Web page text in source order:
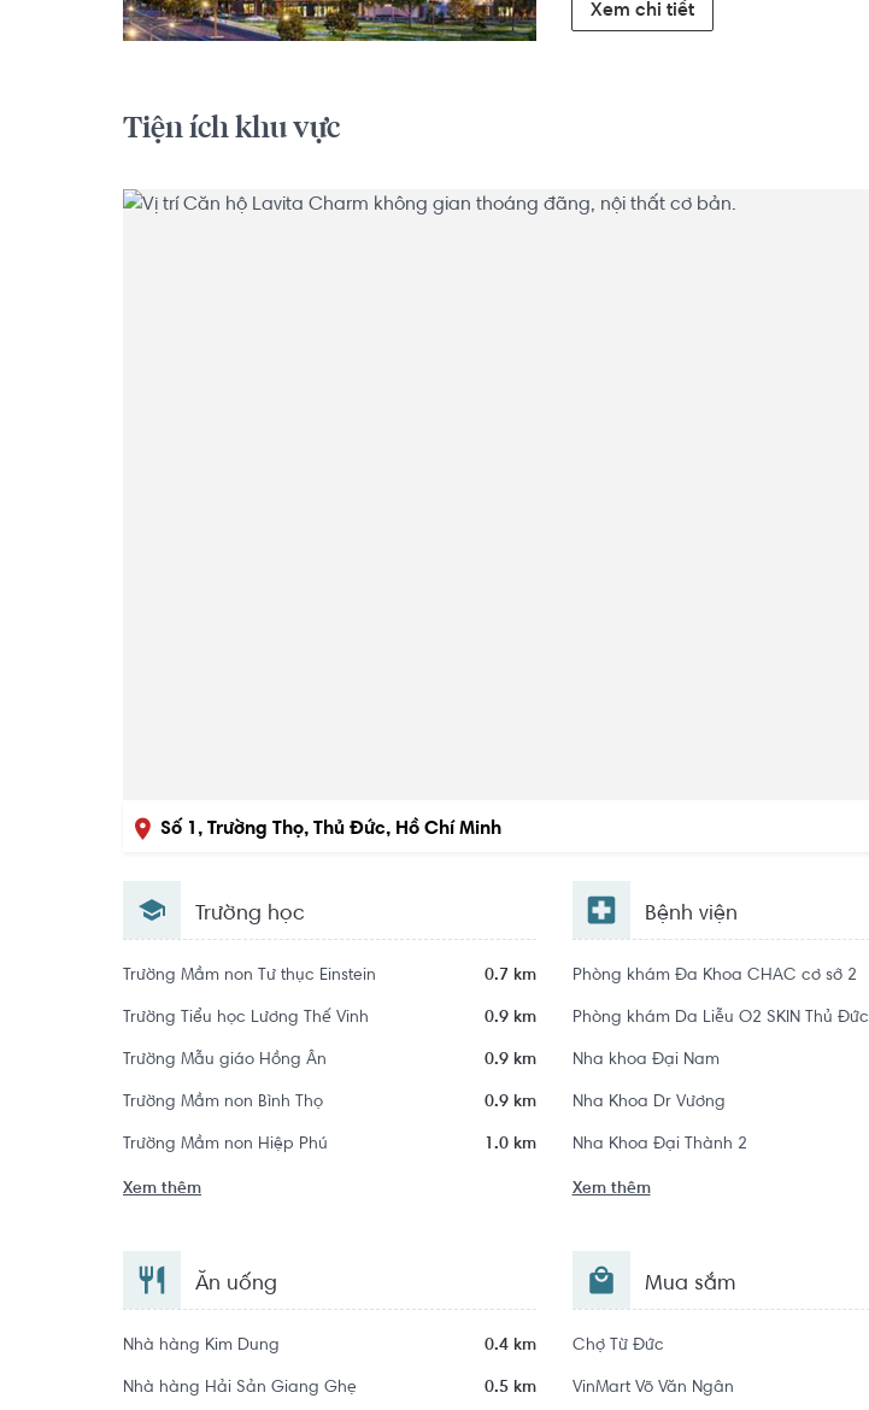
Xem chi tiết
Tiện ích khu vực
Số 1, Trường Thọ, Thủ Đức, Hồ Chí Minh
Trường học
Trường Mầm non Tư thục Einstein 0.7 km
Trường Tiểu học Lương Thế Vinh 0.9 km
Trường Mẫu giáo Hồng Ân 0.9 km
Trường Mầm non Bình Thọ 0.9 km
Trường Mầm non Hiệp Phú 1.0 km
Xem thêm
Bệnh viện
Phòng khám Đa Khoa CHAC cơ sở 2
Nha khoa Đại Nam
Nha Khoa Dr Vương
Nha Khoa Đại Thành 2
Xem thêm
Ăn uống
Nhà hàng Kim Dung 0.4 km
Nhà hàng Hải Sản Giang Ghẹ 0.5 km
Mua sắm
Chợ Từ Đức
VinMart Võ Văn Ngân